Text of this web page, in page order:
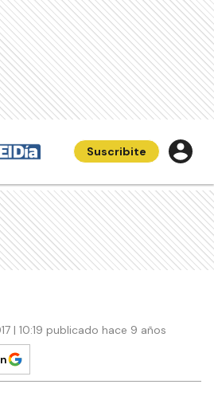
Suscribite
| 10:19 publicado hace 9 años